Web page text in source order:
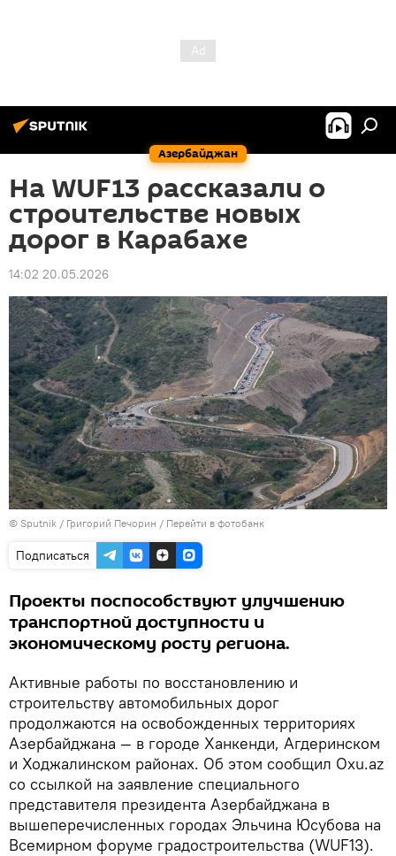
Азербайджан
На WUF13 рассказали о
строительстве новых
дорог в Карабахе
14:02 20.05.2026
© Sputnik / Григорий Печорин / Перейти в фотобанк
Подписаться
Проекты поспособствуют улучшению
транспортной доступности и
экономическому росту региона.
Активные работы по восстановлению и
строительству автомобильных дорог
продолжаются на освобожденных территориях
Азербайджана — в городе Ханкенди, Агдеринском
и Ходжалинском районах. Об этом сообщил Oxu.az
со ссылкой на заявление специального
представителя президента Азербайджана в
вышеперечисленных городах Эльчина Юсубова на
Всемирном форуме градостроительства (WUF13).